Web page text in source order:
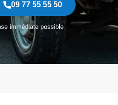
09 77 55 55 50
immédiate possible